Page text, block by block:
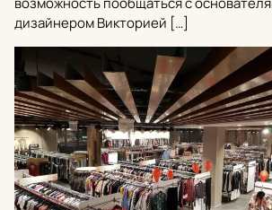
дизайнером Викторией […]